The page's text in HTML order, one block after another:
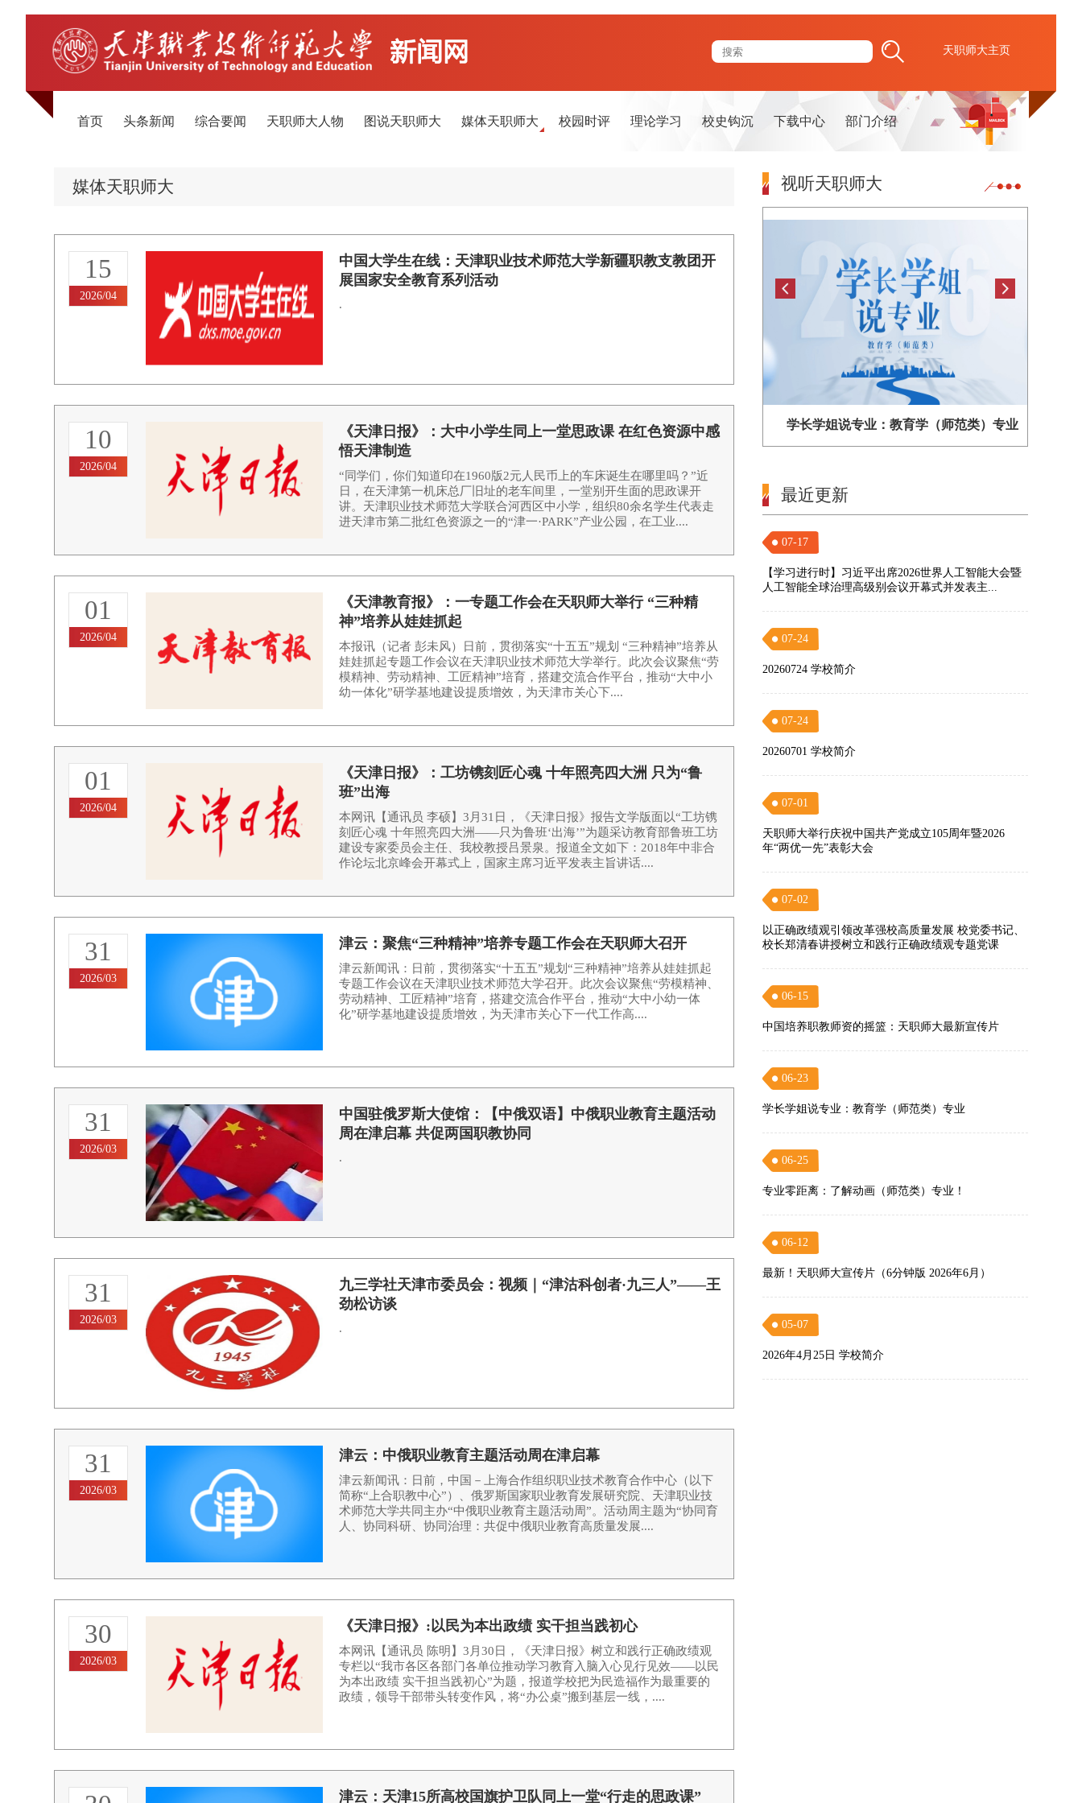
天职师大主页
首页 头条新闻 综合要闻 天职师大人物 图说天职师大 媒体天职师大 校园时评 理论学习 校史钩沉 下载中心 部门介绍
媒体天职师大
15
2026/04
中国大学生在线：天津职业技术师范大学新疆职教支教团开
展国家安全教育系列活动
.
10
2026/04
《天津日报》：大中小学生同上一堂思政课 在红色资源中感
悟天津制造
“同学们，你们知道印在1960版2元人民币上的车床诞生在哪里吗？”近
日，在天津第一机床总厂旧址的老车间里，一堂别开生面的思政课开
讲。天津职业技术师范大学联合河西区中小学，组织80余名学生代表走
进天津市第二批红色资源之一的“津一·PARK”产业公园，在工业....
01
2026/04
《天津教育报》：一专题工作会在天职师大举行 “三种精
神”培养从娃娃抓起
本报讯（记者 彭未风）日前，贯彻落实“十五五”规划 “三种精神”培养从
娃娃抓起专题工作会议在天津职业技术师范大学举行。此次会议聚焦“劳
模精神、劳动精神、工匠精神”培育，搭建交流合作平台，推动“大中小
幼一体化”研学基地建设提质增效，为天津市关心下....
01
2026/04
《天津日报》：工坊镌刻匠心魂 十年照亮四大洲 只为“鲁
班”出海
本网讯【通讯员 李硕】3月31日，《天津日报》报告文学版面以“工坊镌
刻匠心魂 十年照亮四大洲——只为鲁班‘出海’”为题采访教育部鲁班工坊
建设专家委员会主任、我校教授吕景泉。报道全文如下：2018年中非合
作论坛北京峰会开幕式上，国家主席习近平发表主旨讲话....
31
2026/03
津云：聚焦“三种精神”培养专题工作会在天职师大召开
津云新闻讯：日前，贯彻落实“十五五”规划“三种精神”培养从娃娃抓起
专题工作会议在天津职业技术师范大学召开。此次会议聚焦“劳模精神、
劳动精神、工匠精神”培育，搭建交流合作平台，推动“大中小幼一体
化”研学基地建设提质增效，为天津市关心下一代工作高....
31
2026/03
中国驻俄罗斯大使馆：【中俄双语】中俄职业教育主题活动
周在津启幕 共促两国职教协同
.
31
2026/03
九三学社天津市委员会：视频｜“津沽科创者·九三人”——王
劲松访谈
.
31
2026/03
津云：中俄职业教育主题活动周在津启幕
津云新闻讯：日前，中国－上海合作组织职业技术教育合作中心（以下
简称“上合职教中心”）、俄罗斯国家职业教育发展研究院、天津职业技
术师范大学共同主办“中俄职业教育主题活动周”。活动周主题为“协同育
人、协同科研、协同治理：共促中俄职业教育高质量发展....
30
2026/03
《天津日报》:以民为本出政绩 实干担当践初心
本网讯【通讯员 陈明】3月30日，《天津日报》树立和践行正确政绩观
专栏以“我市各区各部门各单位推动学习教育入脑入心见行见效——以民
为本出政绩 实干担当践初心”为题，报道学校把为民造福作为最重要的
政绩，领导干部带头转变作风，将“办公桌”搬到基层一线，....
津云：天津15所高校国旗护卫队同上一堂“行走的思政课”
视听天职师大
学长学姐说专业：教育学（师范类）专业
最近更新
07-17
【学习进行时】习近平出席2026世界人工智能大会暨
人工智能全球治理高级别会议开幕式并发表主...
07-24
20260724 学校简介
07-24
20260701 学校简介
07-01
天职师大举行庆祝中国共产党成立105周年暨2026
年“两优一先”表彰大会
07-02
以正确政绩观引领改革强校高质量发展 校党委书记、
校长郑清春讲授树立和践行正确政绩观专题党课
06-15
中国培养职教师资的摇篮：天职师大最新宣传片
06-23
学长学姐说专业：教育学（师范类）专业
06-25
专业零距离：了解动画（师范类）专业！
06-12
最新！天职师大宣传片（6分钟版 2026年6月）
05-07
2026年4月25日 学校简介